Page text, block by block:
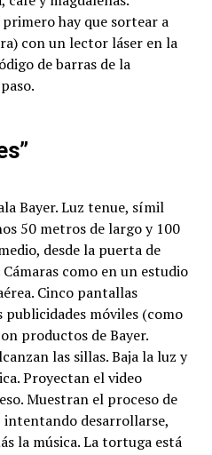
hay que sortear a
con un lector láser en la
de barras de la
Bayer. Luz tenue, símil
50 metros de largo y 100
desde la puerta de
como en un estudio
Cinco pantallas
publicidades móviles (como
productos de Bayer.
las sillas. Baja la luz y
Proyectan el video
Muestran el proceso de
desarrollarse,
la música. La tortuga está